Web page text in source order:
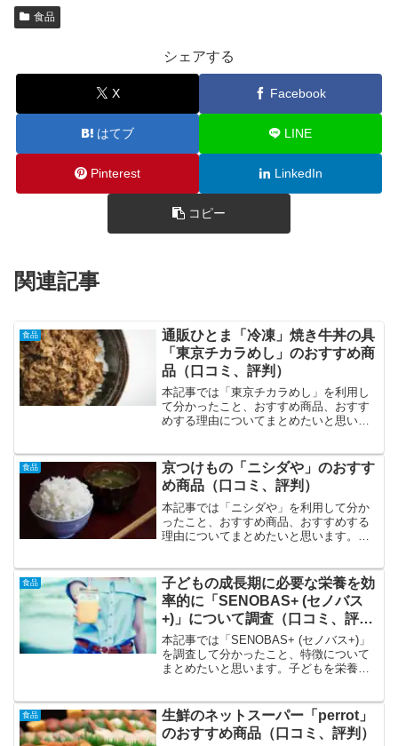
食品
シェアする
X Facebook
はてブ LINE
Pinterest LinkedIn
コピー
関連記事
食品
通販ひとま「冷凍」焼き牛丼の具
「東京チカラめし」のおすすめ商
品（口コミ、評判）
本記事では「東京チカラめし」を利用し
て分かったこと、おすすめ商品、おすす
めする理由についてまとめたいと思いま
い！」と思ったらすぐに作れる手軽さが
魅力です。 冷めても脂っこ...
食品
京つけもの「ニシダや」のおすす
め商品（口コミ、評判）
本記事では「ニシダや」を利用して分か
ったこと、おすすめ商品、おすすめする
理由についてまとめたいと思います。昭
を得ている人気の漬物屋です。「ニシダ
や」のおすすめ商品のおす...
食品
子どもの成長期に必要な栄養を効
率的に「SENOBAS+ (セノバス
+)」について調査（口コミ、評
判、特徴）
本記事では「SENOBAS+ (セノバス+)」
を調査して分かったこと、特徴について
まとめたいと思います。子どもを栄養の
み物がいいという方に人気のようです。
「SENOBA...
食品
生鮮のネットスーパー「perrot」
のおすすめ商品（口コミ、評判）